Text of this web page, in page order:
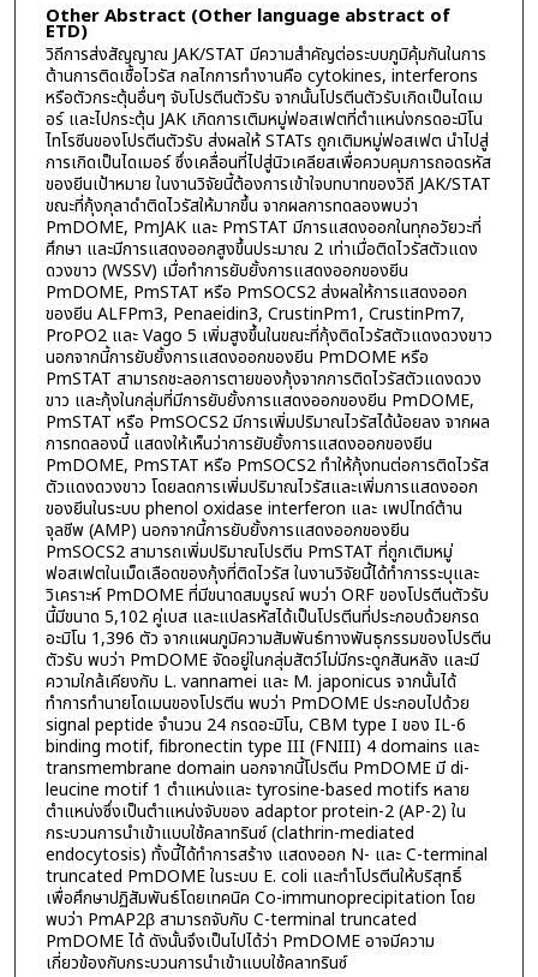
Other Abstract (Other language abstract of
ETD)
วิถีการส่งสัญญาณ JAK/STAT มีความสำคัญต่อระบบภูมิคุ้มกันในการ
ต้านการติดเชื้อไวรัส กลไกการทำงานคือ cytokines, interferons
หรือตัวกระตุ้นอื่นๆ จับโปรตีนตัวรับ จากนั้นโปรตีนตัวรับเกิดเป็นไดเม
อร์ และไปกระตุ้น JAK เกิดการเติมหมู่ฟอสเฟตที่ตำแหน่งกรดอะมิโน
ไทโรซีนของโปรตีนตัวรับ ส่งผลให้ STATs ถูกเติมหมู่ฟอสเฟต นำไปสู่
การเกิดเป็นไดเมอร์ ซึ่งเคลื่อนที่ไปสู่นิวเคลียสเพื่อควบคุมการถอดรหัส
ของยีนเป้าหมาย ในงานวิจัยนี้ต้องการเข้าใจบทบาทของวิถี JAK/STAT
ขณะที่กุ้งกุลาดำติดไวรัสให้มากขึ้น จากผลการทดลองพบว่า
PmDOME, PmJAK และ PmSTAT มีการแสดงออกในทุกอวัยวะที่
ศึกษา และมีการแสดงออกสูงขึ้นประมาณ 2 เท่าเมื่อติดไวรัสตัวแดง
ดวงขาว (WSSV) เมื่อทำการยับยั้งการแสดงออกของยีน
PmDOME, PmSTAT หรือ PmSOCS2 ส่งผลให้การแสดงออก
ของยีน ALFPm3, Penaeidin3, CrustinPm1, CrustinPm7,
ProPO2 และ Vago 5 เพิ่มสูงขึ้นในขณะที่กุ้งติดไวรัสตัวแดงดวงขาว
นอกจากนี้การยับยั้งการแสดงออกของยีน PmDOME หรือ
PmSTAT สามารถชะลอการตายของกุ้งจากการติดไวรัสตัวแดงดวง
ขาว และกุ้งในกลุ่มที่มีการยับยั้งการแสดงออกของยีน PmDOME,
PmSTAT หรือ PmSOCS2 มีการเพิ่มปริมาณไวรัสได้น้อยลง จากผล
การทดลองนี้ แสดงให้เห็นว่าการยับยั้งการแสดงออกของยีน
PmDOME, PmSTAT หรือ PmSOCS2 ทำให้กุ้งทนต่อการติดไวรัส
ตัวแดงดวงขาว โดยลดการเพิ่มปริมาณไวรัสและเพิ่มการแสดงออก
ของยีนในระบบ phenol oxidase interferon และ เพปไทด์ต้าน
จุลชีพ (AMP) นอกจากนี้การยับยั้งการแสดงออกของยีน
PmSOCS2 สามารถเพิ่มปริมาณโปรตีน PmSTAT ที่ถูกเติมหมู่
ฟอสเฟตในเม็ดเลือดของกุ้งที่ติดไวรัส ในงานวิจัยนี้ได้ทำการระบุและ
วิเคราะห์ PmDOME ที่มีขนาดสมบูรณ์ พบว่า ORF ของโปรตีนตัวรับ
นี้มีขนาด 5,102 คู่เบส และแปลรหัสได้เป็นโปรตีนที่ประกอบด้วยกรด
อะมิโน 1,396 ตัว จากแผนภูมิความสัมพันธ์ทางพันธุกรรมของโปรตีน
ตัวรับ พบว่า PmDOME จัดอยู่ในกลุ่มสัตว์ไม่มีกระดูกสันหลัง และมี
ความใกล้เคียงกับ L. vannamei และ M. japonicus จากนั้นได้
ทำการทำนายโดเมนของโปรตีน พบว่า PmDOME ประกอบไปด้วย
signal peptide จำนวน 24 กรดอะมิโน, CBM type I ของ IL-6
binding motif, fibronectin type III (FNIII) 4 domains และ
transmembrane domain นอกจากนี้โปรตีน PmDOME มี di-
leucine motif 1 ตำแหน่งและ tyrosine-based motifs หลาย
ตำแหน่งซึ่งเป็นตำแหน่งจับของ adaptor protein-2 (AP-2) ใน
กระบวนการนำเข้าแบบใช้คลาทรินซ์ (clathrin-mediated
endocytosis) ทั้งนี้ได้ทำการสร้าง แสดงออก N- และ C-terminal
truncated PmDOME ในระบบ E. coli และทำโปรตีนให้บริสุทธิ์
เพื่อศึกษาปฏิสัมพันธ์โดยเทคนิค Co-immunoprecipitation โดย
พบว่า PmAP2β สามารถจับกับ C-terminal truncated
PmDOME ได้ ดังนั้นจึงเป็นไปได้ว่า PmDOME อาจมีความ
เกี่ยวข้องกับกระบวนการนำเข้าแบบใช้คลาทรินซ์